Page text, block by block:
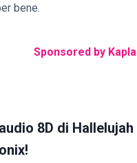
bene.
Sponsored by
8D di Hallelujah